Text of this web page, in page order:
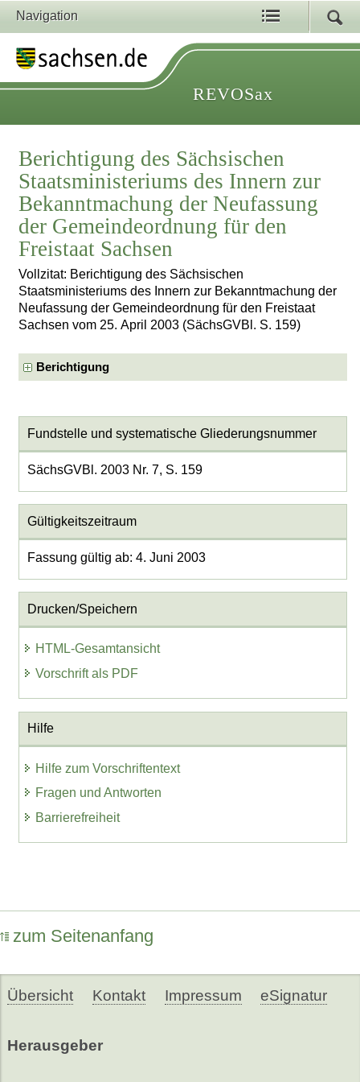
Navigation
REVOSax
Berichtigung des Sächsischen
Staatsministeriums des Innern zur
Bekanntmachung der Neufassung
der Gemeindeordnung für den
Freistaat Sachsen
Vollzitat: Berichtigung des Sächsischen
Staatsministeriums des Innern zur Bekanntmachung der
Neufassung der Gemeindeordnung für den Freistaat
Sachsen vom 25. April 2003 (SächsGVBl. S. 159)
Berichtigung
Fundstelle und systematische Gliederungsnummer
SächsGVBl. 2003 Nr. 7, S. 159
Gültigkeitszeitraum
Fassung gültig ab: 4. Juni 2003
Drucken/Speichern
HTML-Gesamtansicht
Vorschrift als PDF
Hilfe
Hilfe zum Vorschriftentext
Fragen und Antworten
Barrierefreiheit
zum Seitenanfang
Übersicht Kontakt Impressum eSignatur
Herausgeber